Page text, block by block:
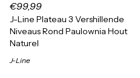
€99,99
J-Line Plateau 3 Vershillende
Niveaus Rond Paulownia Hout
Naturel
J-Line